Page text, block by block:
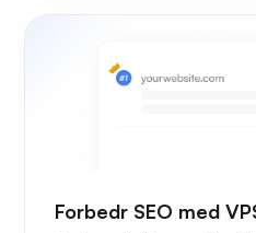
Forbedr SEO med